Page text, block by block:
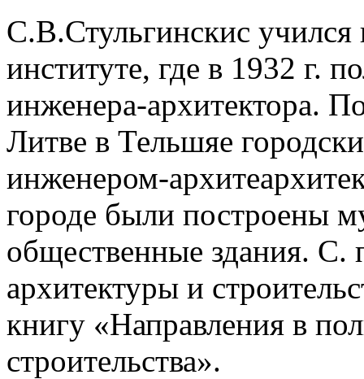
С.В.Стульгинскис
институте, где в 1932 г.
инженера-архитектора.
Литве в Тельшяе
инженером-
городе были построены
общественные здания. С.
архитектуры и
книгу «Направления в
строительства».